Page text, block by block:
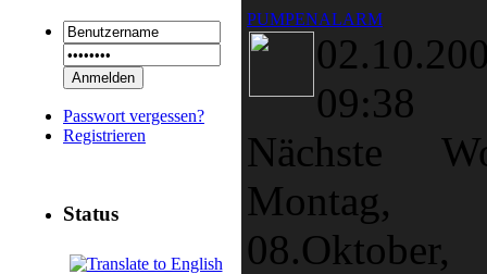
Passwort vergessen?
Registrieren
Status
PUMPENALARM
09:38
Nächste
Montag,
08.Oktober,